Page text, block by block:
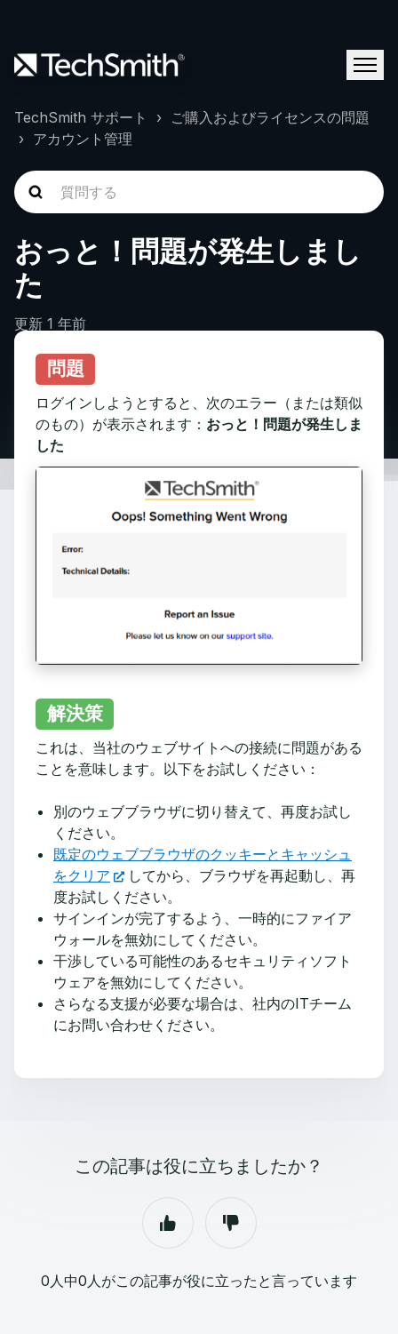
TechSmith サポート
ご購入およびライセンスの問題
アカウント管理
おっと！問題が発生しまし
た
更新 1 年前
問題
ログインしようとすると、次のエラー（または類似
のもの）が表示されます： おっと！問題が発生しま
した
解決策
これは、当社のウェブサイトへの接続に問題がある
ことを意味します。以下をお試しください：
別のウェブブラウザに切り替えて、再度お試し
ください。
既定のウェブブラウザのクッキーとキャッシュ
をクリア
してから、ブラウザを再起動し、再
度お試しください。
サインインが完了するよう、一時的にファイア
ウォールを無効にしてください。
干渉している可能性のあるセキュリティソフト
ウェアを無効にしてください。
さらなる支援が必要な場合は、社内のITチーム
にお問い合わせください。
この記事は役に立ちましたか？
0人中0人がこの記事が役に立ったと言っています